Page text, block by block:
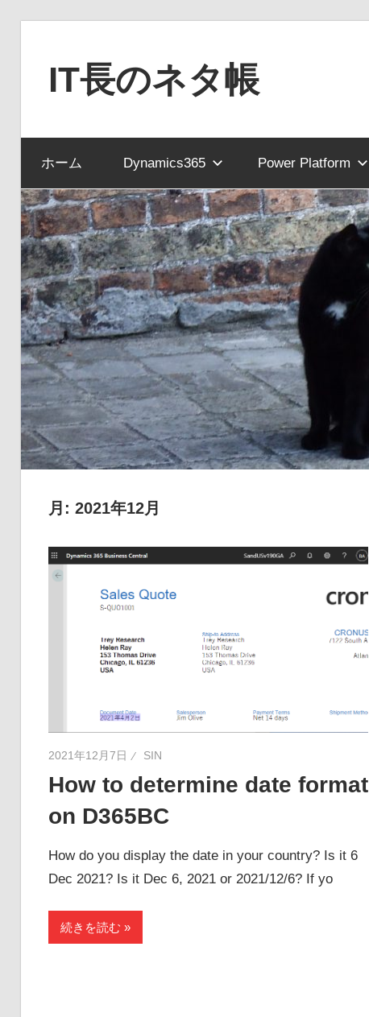
キ
ッ
プ
IT長のネタ帳
NAV
と
Dynamics365
financial
を
中
心
に
MS
製
品
の
ネ
タ
を
供
ホーム Dynamics365 Power Platform
月: 2021年12月
2021年12月7日 SIN
How to determine date format
on D365BC
How do you display the date in your country? Is it 6
Dec 2021? Is it Dec 6, 2021 or 2021/12/6? If yo
続きを読む